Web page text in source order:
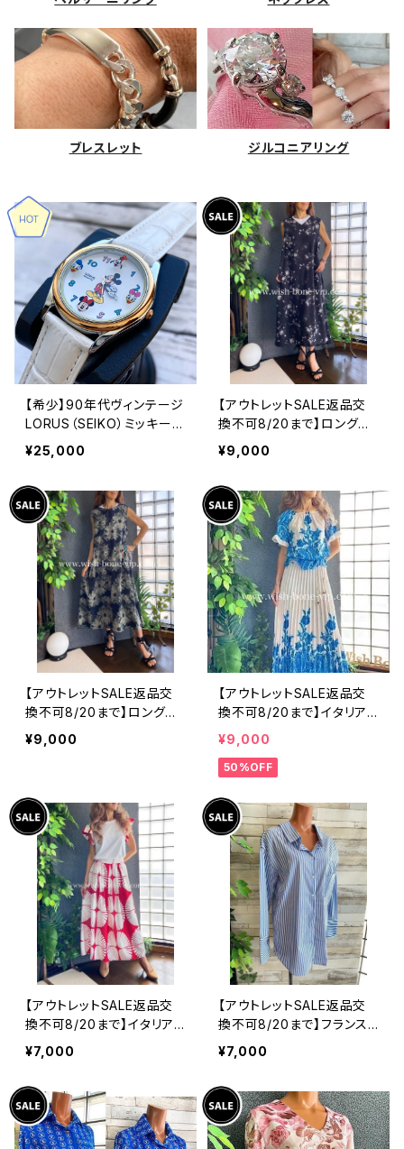
ブレスレット ジルコニアリング
【希少】90年代ヴィンテージ
LORUS（SEIKO）ミッキーマ
ウス 腕時計（RRS260） 1
990年代未使用品 電池交
LOR④
¥25,000
【アウトレットSALE返品交
換不可8/20まで】ロングワ
ンピース・マキシワンピー
ス・サラッと軽やか春夏ワン
¥9,000
【アウトレットSALE返品交
換不可8/20まで】ロングワ
ンピース・マキシワンピー
ス・サラッと軽やか春夏ワン
¥9,000
【アウトレットSALE返品交
換不可8/20まで】イタリア
製ロング・マキシスカート＆
トップス セットアップ /ホワ
イト＆ブルー(S)(M)(L)
¥9,000
50%OFF
【アウトレットSALE返品交
換不可8/20まで】イタリア
製インポート セットアップド
レス｜ロングスカート＆カッ
y/ホワイト＆レッド(S)(M)
(L)(XL)
¥7,000
【アウトレットSALE返品交
換不可8/20まで】フランス
インポート・BIGシャツ｜ピ
ンストライプ デザインシャ
ロングシャツ/ブルー
¥7,000